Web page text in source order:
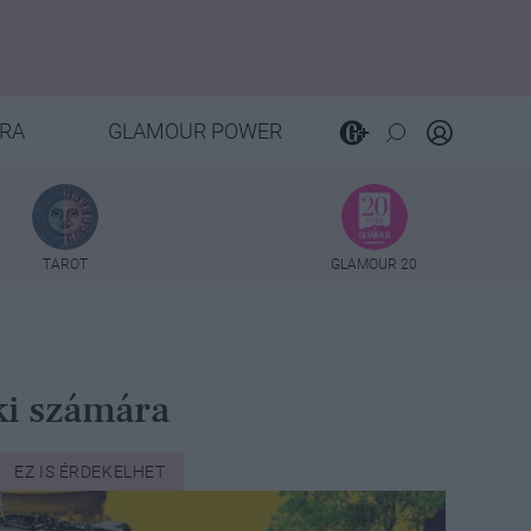
GLAMOUR POWER
TAROT GLAMOUR 20
számára
EZ IS ÉRDEKELHET